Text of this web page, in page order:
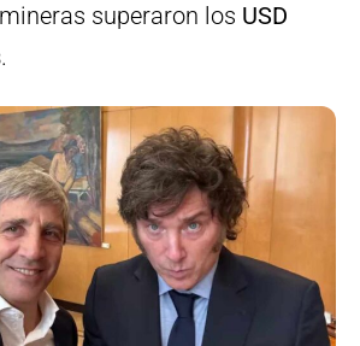
superaron los USD
.